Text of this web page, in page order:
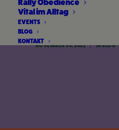
Rally Obedience
Vital im Alltag
EVENTS
BLOG
KONTAKT
NOVEMBER 30, 2022 | INBLOG